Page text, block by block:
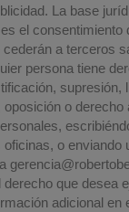
La base
el consentimiento
cederán a terceros
persona tiene
supresión,
oposición o derecho
oficinas, o enviando
derecho que desea
adicional en